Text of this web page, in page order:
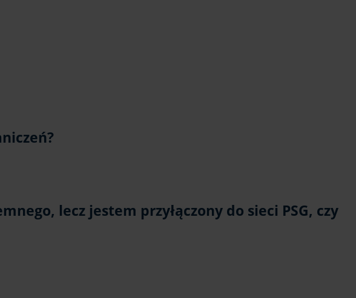
lecz jestem przyłączony do sieci PSG, czy